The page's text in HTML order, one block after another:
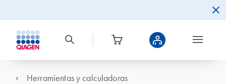
Herramientas y calculadoras